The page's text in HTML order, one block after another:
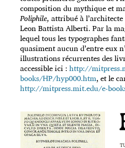
composition du mythique et
Poliphile, attribué à
Leon Battista Alberti. Par la
lequel tous les typographes
quasiment aucun d’entre eux
illustrations récurrentes des
accessible ici : http://
books/HP/hyp000.htm, et le
http://mitpress.mit.edu/e-